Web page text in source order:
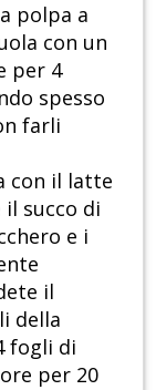
polpa a
con un
per 4
spesso
farli
con il latte
succo di
e i
il
della
fogli di
per 20